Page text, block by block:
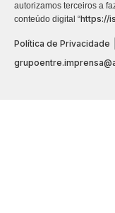
autorizamos terceiros a
conteúdo digital “https://
Política de Privacidade